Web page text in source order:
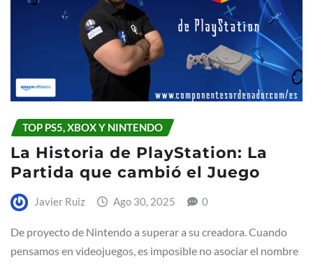
TOP PS5, XBOX Y NINTENDO
La Historia de PlayStation: La
Partida que cambió el Juego
Javier Ruiz Ago 30, 2025 0
De proyecto de Nintendo a superar a su creadora. Cuando
pensamos en videojuegos, es imposible no asociar el nombre